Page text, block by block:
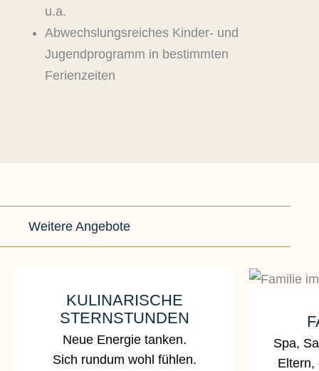
u.a.
Abwechslungsreiches Kinder- und
Jugendprogramm in bestimmten
Ferienzeiten
Weitere Angebote
KULINARISCHE
STERNSTUNDEN
Neue Energie tanken.
Sich rundum wohl fühlen.
Spa,
Eltern,